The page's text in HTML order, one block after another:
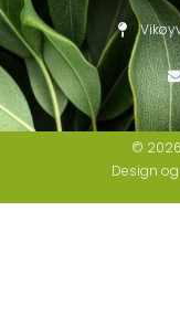
©
Design